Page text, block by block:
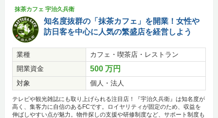
抹茶カフェ 宇治久兵衛
知名度抜群の「抹茶カフェ」を開業！女性や
訪日客を中心に人気の繁盛店を経営しよう
業種
カフェ・喫茶店・レストラン
開業資金
500 万円
対象 個人・法人
テレビや観光雑誌にも取り上げられる注目店！『宇治久兵衛』は知名度が
高く、集客力に自信のあるFCです。ロイヤリティが固定のため、収益を
伸ばしやすい点が魅力。物件探しの支援や研修制度など、サポート制度も